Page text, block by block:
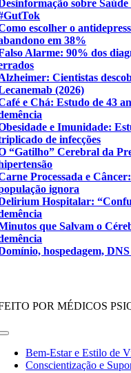
sobre
escolher o
em 38%
Alarme: 90% dos
Cientistas
(2026)
e Chá: Estudo de 43
e Imunidade:
de infecções
“Gatilho” Cerebral da
Processada e
ignora
Hospitalar:
que Salvam o
hospedagem,
POR MÉDICOS
Toggle
NavigationBem-Estar e Estilo de
Conscientização e